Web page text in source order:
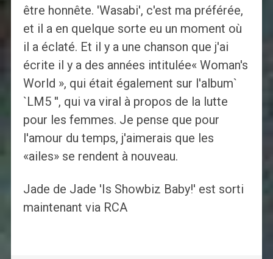
être honnête. 'Wasabi', c'est ma préférée,
et il a en quelque sorte eu un moment où
il a éclaté. Et il y a une chanson que j'ai
écrite il y a des années intitulée« Woman's
World », qui était également sur l'album`
`LM5 '', qui va viral à propos de la lutte
pour les femmes. Je pense que pour
l'amour du temps, j'aimerais que les
«ailes» se rendent à nouveau.
Jade de Jade 'Is Showbiz Baby!' est sorti
maintenant via RCA